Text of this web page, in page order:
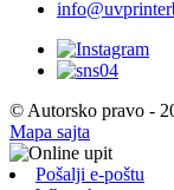
© Autorsko pravo -
Mapa sajta
Pošalji e-poštu